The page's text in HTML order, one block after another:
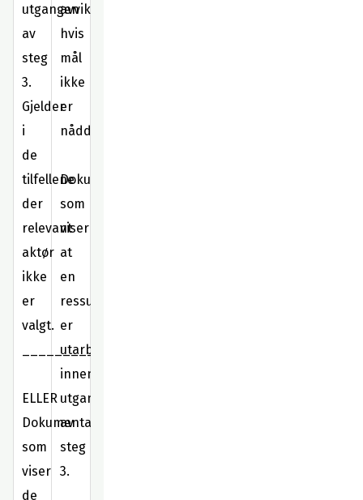
utgangen
av
steg
3.
Gjelder
i
de
tilfellene
der
relevant
aktør
ikke
er
valgt.
____________
ELLER
Dokumentasjon
som
viser
de
avviksforklaring
hvis
mål
ikke
er
nådd.
Dokumentasjon
som
viser
at
en
ressursstyringsplan
er
utarbeidet
innen
utgangen
av
steg
3.